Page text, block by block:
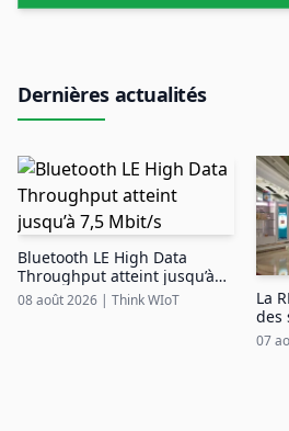
Dernières actualités
Bluetooth LE High Data
Throughput atteint jusqu’à
7,5 Mbit/s
08 août 2026 | Think WIoT
La
des
le
07